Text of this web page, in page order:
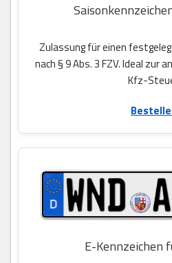
Zulassung für einen
nach § 9 Abs. 3 FZV. Ideal zur
Kfz-
E-Kennzeichen